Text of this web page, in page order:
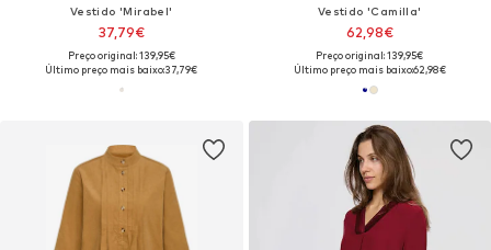
Vestido 'Mirabel'
37,79€
Preço original: 139,95€
Último preço mais baixo:37,79€
Vestido 'Camilla'
62,98€
Preço original: 139,95€
Último preço mais baixo:62,98€